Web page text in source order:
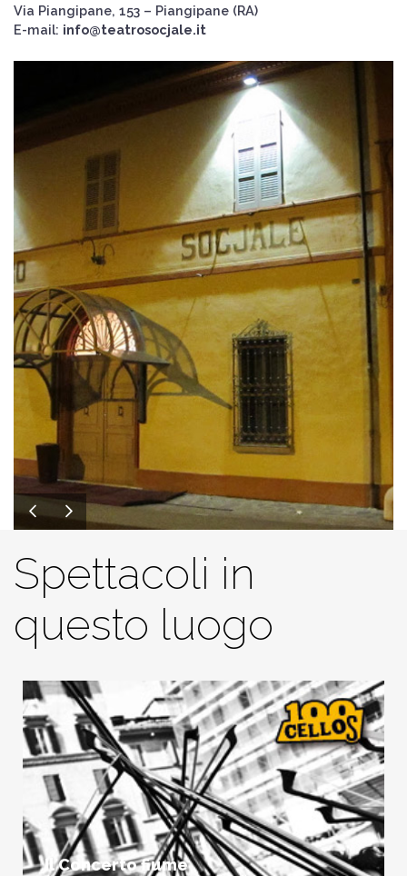
Via Piangipane, 153 – Piangipane (RA)
E-mail: info@teatrosocjale.it
Spettacoli in
questo luogo
Il Concerto fiume